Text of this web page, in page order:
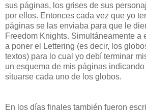
sus páginas, los grises de sus
por ellos. Entonces cada vez que yo
páginas se las enviaba para que le
Freedom Knights. Simultáneamente a
a poner el Lettering (es decir, los
textos) para lo cual yo debí terminar
un esquema de mis páginas
situarse cada uno de los globos.
En los días finales también fueron